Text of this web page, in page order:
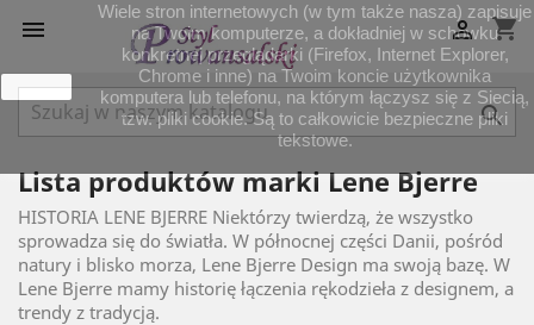
 shopping_cart


Lista produktów marki Lene Bjerre
HISTORIA LENE BJERRE Niektórzy twierdzą, że wszystko
sprowadza się do światła. W północnej części Danii, pośród
natury i blisko morza, Lene Bjerre Design ma swoją bazę. W
Lene Bjerre mamy historię łączenia rękodzieła z designem, a
trendy z tradycją.
zamknij
Wiele stron internetowych (w tym także nasza) zapisuje
na Twoim komputerze, a dokładniej w schowku
konkretnej przeglądarki (Firefox, Internet Explorer,
Chrome i inne) na Twoim koncie użytkownika
komputera lub telefonu, na którym łączysz się z Siecią,
tzw. pliki cookie. Są to całkowicie bezpieczne pliki
tekstowe.